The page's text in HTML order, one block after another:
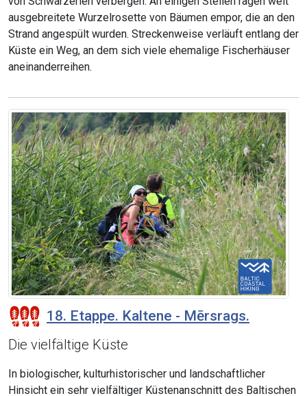
ausgebreitete Wurzelrosette von Bäumen empor, die an den
Strand angespült wurden. Streckenweise verläuft entlang der
Küste ein Weg, an dem sich viele ehemalige Fischerhäuser
aneinanderreihen.
18. Etappe. Kaltene - Mērsrags.
Die vielfältige Küste
In biologischer, kulturhistorischer und landschaftlicher
Hinsicht ein sehr vielfältiger Küstenanschnitt des Baltischen